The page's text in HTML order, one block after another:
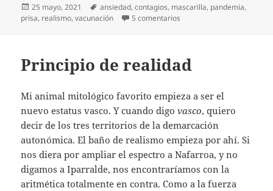
Publicado
el
25 mayo, 2021 Etiquetas
ansiedad,contagios, mascarilla, pandemia,
prisa, realismo,vacunación 5 comentarios
Principio de realidad
Mi animal mitológico favorito empieza a ser el
nuevo estatus vasco. Y cuando digovasco, quiero
decir de los tres territorios de la demarcación
autonómica. El baño de realismo empieza por ahí. Si
nos diera por ampliar el espectro a Nafarroa, y no
digamos a Iparralde, nos encontraríamos con la
aritmética totalmente en contra. Como a la fuerza